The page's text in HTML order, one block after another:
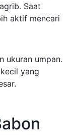
Saat
aktif mencari
ukuran umpan.
yang